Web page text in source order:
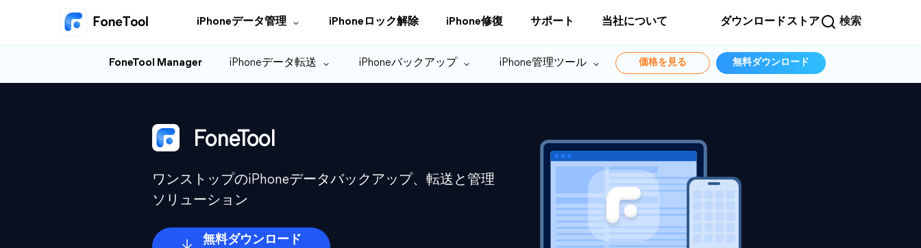
iPhoneデータ管理 iPhoneロック解除 iPhone修復 サポート 当社について ダウンロード ストア 検索
FoneTool Manager iPhoneデータ転送 iPhoneバックアップ iPhone管理ツール 価格を見る 無料ダウンロード
FoneTool
ワンストップのiPhoneデータバックアップ、転送と管理
ソリューション
無料ダウンロード